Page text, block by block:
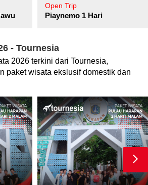
Open Trip
Piaynemo 1 Hari
- Tournesia
2026 terkini dari Tournesia,
paket wisata ekslusif domestik dan